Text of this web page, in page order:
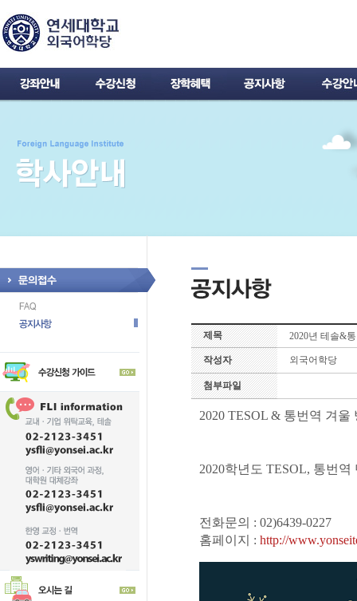
제목 2020년 테솔&
작성자 외국어학당
첨부파일
2020 TESOL & 통번역 겨
2020학년도 TESOL, 통번
전화문의 : 02)6439-0227
홈페이지 : http://